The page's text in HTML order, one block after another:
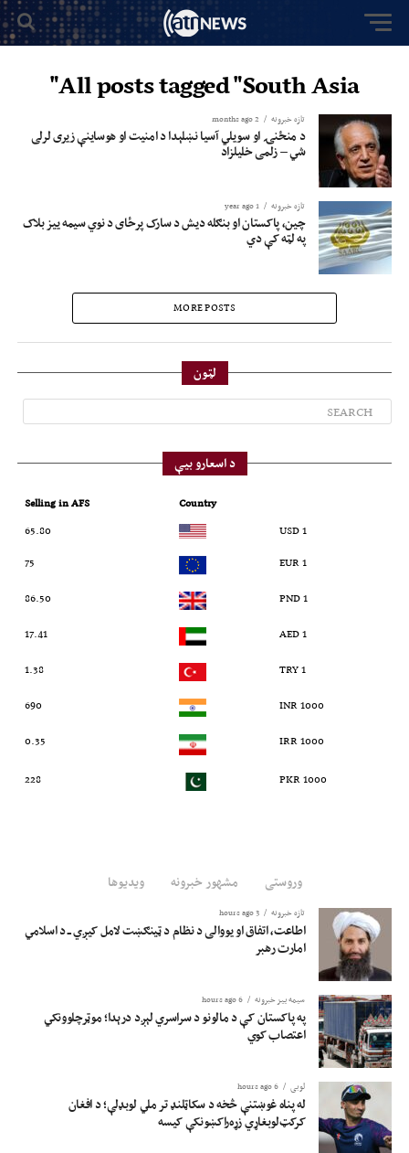
All posts tagged "South Asia"
تازه خبرونه 2 months ago
د منځنۍ او سویلي آسیا نښلېدا د امنیت او هوساینې زیری لرلی
شي – زلمی خلیلزاد
تازه خبرونه 1 year ago
چین، پاکستان او بنګله دیش د سارک پرځای د نوي سیمه ییز بلاک
په لټه کې دي
MORE POSTS
لټون
د اسعارو بیې
Country
Selling in AFS
1 USD
65.80
1 EUR
75
1 PND
86.50
1 AED
17.41
1 TRY
1.38
1000 INR
690
1000 IRR
0.35
1000 PKR
228
وروستی مشهور خبرونه ویدیوها
تازه خبرونه 3 hours ago
اطاعت، اتفاق او یووالی د نظام د ټینګښت لامل کیږي ــ د اسلامي
امارت رهبر
سیمه ییز خبرونه 6 hours ago
په پاکستان کې د مالونو د سراسري لېږد درېدا؛ موټرچلوونکي
اعتصاب کوي
لوبی 6 hours ago
له پناه غوښتنې څخه د سکاټلنډ تر ملي لوبډلې؛ د افغان
کرکټ‌لوبغاړي زړه‌راکښونکې کیسه